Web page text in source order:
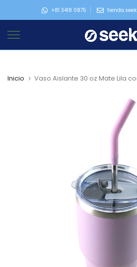
contenido
+81 3418 0875
Inicio Vaso Aislante 30 oz Mate Lila